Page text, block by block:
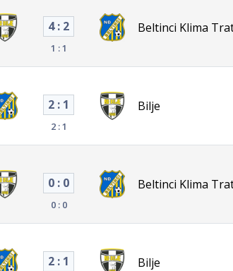
4 : 2
1 : 1
Beltinci Klima
2 : 1
2 : 1
Bilje
0 : 0
0 : 0
Beltinci Klima
2 : 1 Bilje